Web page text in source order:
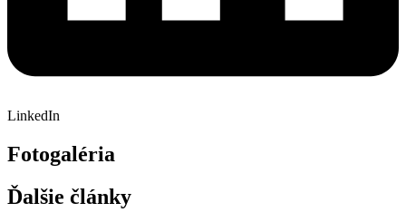
LinkedIn
Fotogaléria
Ďalšie články